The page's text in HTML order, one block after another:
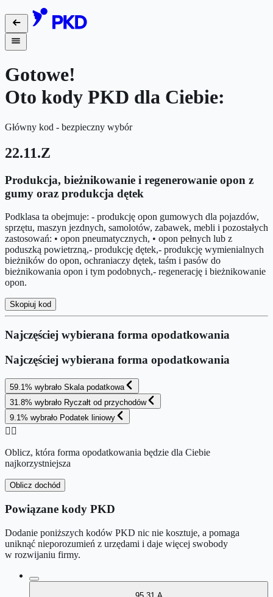
Gotowe!
Oto kody PKD dla Ciebie:
Główny kod - bezpieczny wybór
22.11.Z
Produkcja, bieżnikowanie i regenerowanie opon z
gumy oraz produkcja dętek
Podklasa ta obejmuje: - produkcję opon gumowych dla pojazdów,
sprzętu, maszyn jezdnych, samolotów, zabawek, mebli i pozostałych
zastosowań: • opon pneumatycznych, • opon pełnych lub z
poduszką powietrzną,- produkcję dętek,- produkcję wymienialnych
bieżników do opon, ochraniaczy dętek, taśm i pasów do
bieżnikowania opon i tym podobnych,- regenerację i bieżnikowanie
opon.
Skopiuj kod
Najczęściej wybierana forma opodatkowania
Najczęściej wybierana forma opodatkowania
59.1% wybrało Skala podatkowa
31.8% wybrało Ryczałt od przychodów
9.1% wybrało Podatek liniowy
👉🏻
Oblicz, która forma opodatkowania będzie dla Ciebie
najkorzystniejsza
Oblicz dochód
Powiązane kody PKD
Dodanie poniższych kodów PKD nic nie kosztuje, a pomaga
uniknąć nieporozumień z urzędami i daje więcej swobody
w rozwijaniu firmy.